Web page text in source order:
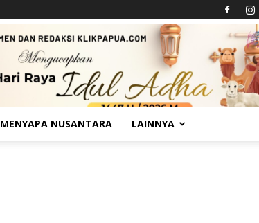
MENYAPA NUSANTARA LAINNYA